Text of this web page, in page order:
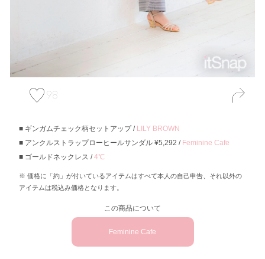
98
ギンガムチェック柄セットアップ / LILY BROWN
アンクルストラップローヒールサンダル ¥5,292 / Feminine Cafe
ゴールドネックレス /4℃
価格に「約」が付いているアイテムはすべて本人の自己申告、それ以外の
アイテムは税込み価格となります。
この商品について
Feminine Cafe